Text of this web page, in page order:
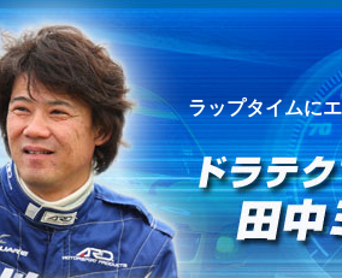
ラップタイムに